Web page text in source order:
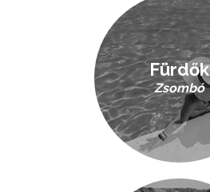
Fürdők
Zsombó